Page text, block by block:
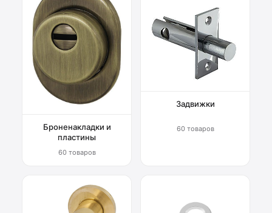
Броненакладки и
пластины
60 товаров
Задвижки
60 товаров